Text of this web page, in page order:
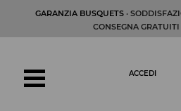
GARANZIA BUSQUETS·
CONSEGNA GRATUITI
ACCEDI